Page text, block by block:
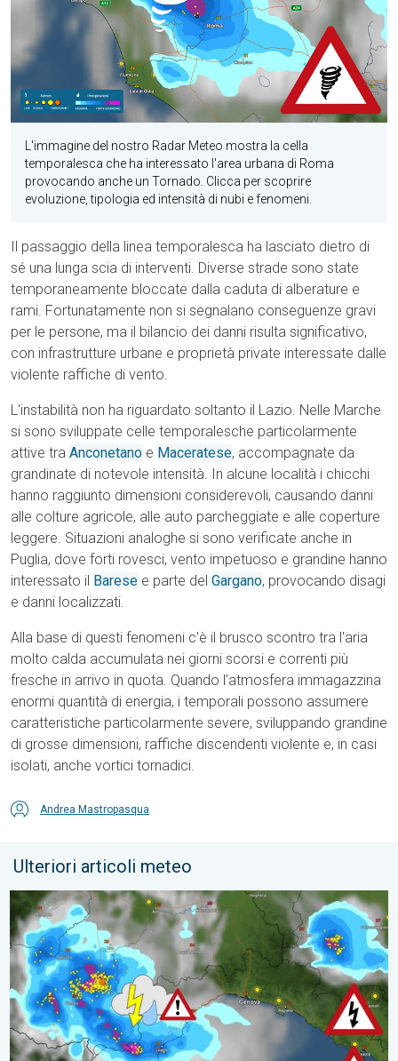
L'immagine del nostro Radar Meteo mostra la cella
temporalesca che ha interessato l'area urbana di Roma
provocando anche un Tornado. Clicca per scoprire
evoluzione, tipologia ed intensità di nubi e fenomeni.
Il passaggio della linea temporalesca ha lasciato dietro di
sé una lunga scia di interventi. Diverse strade sono state
temporaneamente bloccate dalla caduta di alberature e
rami. Fortunatamente non si segnalano conseguenze gravi
per le persone, ma il bilancio dei danni risulta significativo,
con infrastrutture urbane e proprietà private interessate dalle
violente raffiche di vento.
L'instabilità non ha riguardato soltanto il Lazio. Nelle Marche
si sono sviluppate celle temporalesche particolarmente
attive tra Anconetano e Maceratese, accompagnate da
grandinate di notevole intensità. In alcune località i chicchi
hanno raggiunto dimensioni considerevoli, causando danni
alle colture agricole, alle auto parcheggiate e alle coperture
leggere. Situazioni analoghe si sono verificate anche in
Puglia, dove forti rovesci, vento impetuoso e grandine hanno
interessato il Barese e parte del Gargano, provocando disagi
e danni localizzati.
Alla base di questi fenomeni c'è il brusco scontro tra l'aria
molto calda accumulata nei giorni scorsi e correnti più
fresche in arrivo in quota. Quando l'atmosfera immagazzina
enormi quantità di energia, i temporali possono assumere
caratteristiche particolarmente severe, sviluppando grandine
di grosse dimensioni, raffiche discendenti violente e, in casi
isolati, anche vortici tornadici.
Andrea Mastropasqua
Ulteriori articoli meteo
Temporali al Nord, caldo intenso altrove. Cronaca meteo. . .